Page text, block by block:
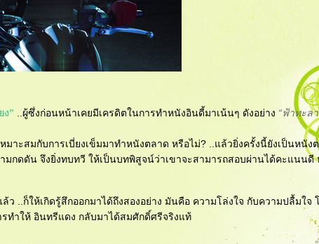
ง” ..ผู้ซึ่งก่อนหน้าเคยมีเครดิตในการทำหนังอินดี้มาเน้นๆ ดังอย่าง “ฟ้าทะ
มาะสมกับการเบี่ยงเข็มมาทำหนังตลาด หรือไม่? ..แล้วยิ่งครั้งนี้ยังเป็นหนัง
กดดัน จึงยิ่งทบทวี ให้เป็นบทพิสูจน์ว่าเขาจะสามารถสอบผ่านได้คะแนนดี
ก็ให้เกิดรู้สึกออกมาได้ถึงสองอย่าง มันคือ ความโล่งใจ กับความปลื้มใจ
ำให้ อินทรีแดง กลับมาได้สมศักดิ์ศรีจริงแท้